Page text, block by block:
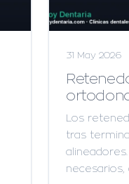
31 May 2026
Los
tras
necesarios,